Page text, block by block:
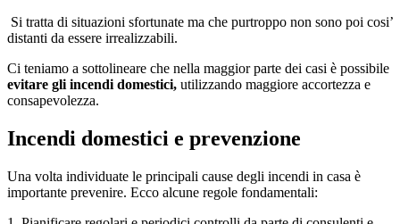
Si tratta di situazioni sfortunate ma che purtroppo non sono poi cosi’
distanti da essere irrealizzabili.
Ci teniamo a sottolineare che nella maggior parte dei casi è possibile
evitare gli incendi domestici, utilizzando maggiore accortezza e
consapevolezza.
Incendi domestici e prevenzione
Una volta individuate le principali cause degli incendi in casa è
importante prevenire. Ecco alcune regole fondamentali: